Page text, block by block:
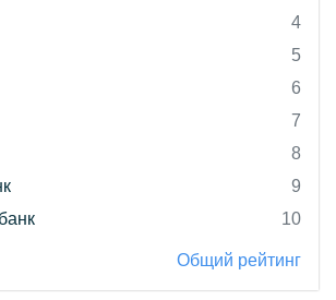
4
5
6
7
8
9
10
Общий рейтинг